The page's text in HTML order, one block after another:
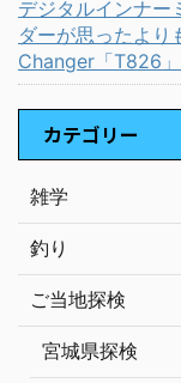
デジタルインナー
ダーが思ったよ
Changer「T826」
カテゴリー
雑学
釣り
ご当地探検
宮城県探検